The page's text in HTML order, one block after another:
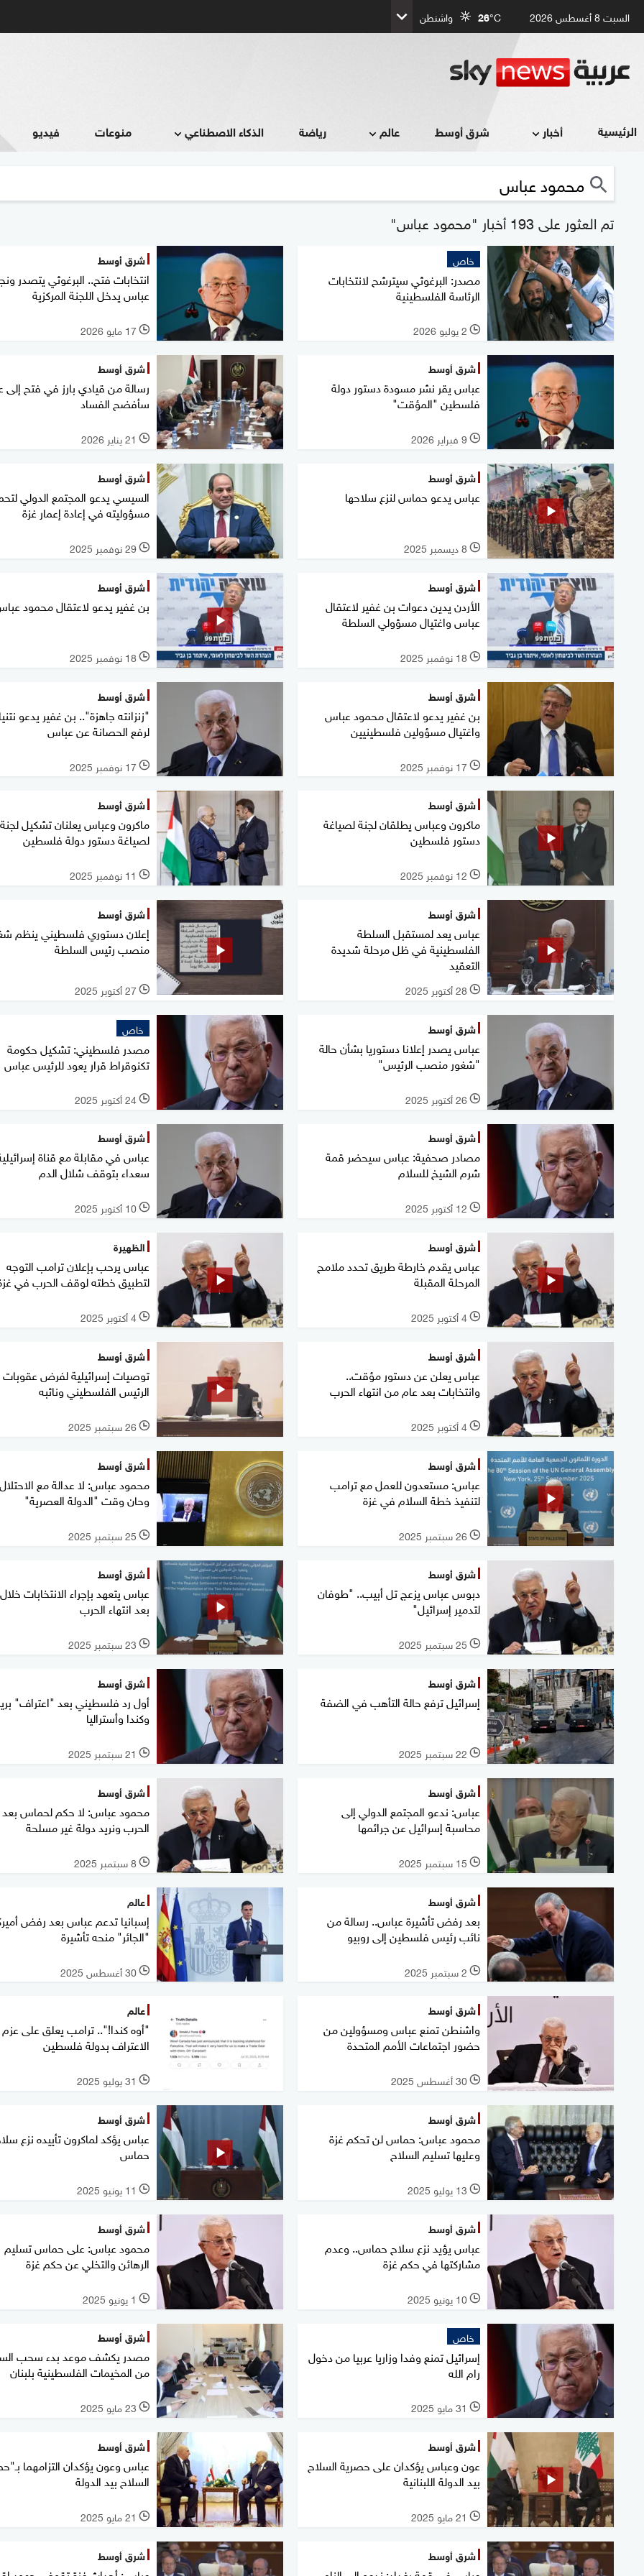
السبت 8 أغسطس 2026 26°C واشنطن
الرئيسية أخبار شرق أوسط عالم رياضة الذكاء الاصطناعي منوعات فيديو
تم العثور على 193 أخبار "محمود عباس"
خاص
مصدر: البرغوثي سيترشح لانتخابات
الرئاسة الفلسطينية
l 2 يوليو 2026
شرق أوسط
انتخابات فتح.. البرغوثي يتصدر
عباس يدخل اللجنة المركزية
l 17 مايو 2026
شرق أوسط
عباس يقر نشر مسودة دستور دولة
فلسطين "المؤقت"
l 9 فبراير 2026
شرق أوسط
رسالة من قيادي بارز في فتح
سأفضح الفساد
l 21 يناير 2026
شرق أوسط
عباس يدعو حماس لنزع سلاحها
l 8 ديسمبر 2025
شرق أوسط
السيسي يدعو المجتمع الدولي
مسؤوليته في إعادة إعمار غزة
l 29 نوفمبر 2025
شرق أوسط
الأردن يدين دعوات بن غفير لاعتقال
عباس واغتيال مسؤولي السلطة
l 18 نوفمبر 2025
شرق أوسط
بن غفير يدعو لاعتقال محمود
l 18 نوفمبر 2025
شرق أوسط
بن غفير يدعو لاعتقال محمود عباس
واغتيال مسؤولين فلسطينيين
l 17 نوفمبر 2025
شرق أوسط
"زنزانته جاهزة".. بن غفير يدعو
لرفع الحصانة عن عباس
l 17 نوفمبر 2025
شرق أوسط
ماكرون وعباس يطلقان لجنة لصياغة
دستور فلسطين
l 12 نوفمبر 2025
شرق أوسط
ماكرون وعباس يعلنان تشكيل لجنة
لصياغة دستور دولة فلسطين
l 11 نوفمبر 2025
شرق أوسط
عباس يعد لمستقبل السلطة
الفلسطينية في ظل مرحلة شديدة
التعقيد
l 28 أكتوبر 2025
شرق أوسط
إعلان دستوري فلسطيني ينظم
منصب رئيس السلطة
l 27 أكتوبر 2025
شرق أوسط
عباس يصدر إعلانا دستوريا بشأن حالة
"شغور منصب الرئيس"
l 26 أكتوبر 2025
خاص
مصدر فلسطيني: تشكيل حكومة
تكنوقراط قرار يعود للرئيس عباس
l 24 أكتوبر 2025
شرق أوسط
مصادر صحفية: عباس سيحضر قمة
شرم الشيخ للسلام
l 12 أكتوبر 2025
شرق أوسط
عباس في مقابلة مع قناة
سعداء بتوقف شلال الدم
l 10 أكتوبر 2025
شرق أوسط
عباس يقدم خارطة طريق تحدد ملامح
المرحلة المقبلة
l 4 أكتوبر 2025
الظهيرة
عباس يرحب بإعلان ترامب التوجه
لتطبيق خطته لوقف الحرب في
l 4 أكتوبر 2025
شرق أوسط
عباس يعلن عن دستور مؤقت..
وانتخابات بعد عام من انتهاء الحرب
l 4 أكتوبر 2025
شرق أوسط
توصيات إسرائيلية لفرض
الرئيس الفلسطيني ونائبه
l 26 سبتمبر 2025
شرق أوسط
عباس: مستعدون للعمل مع ترامب
لتنفيذ خطة السلام في غزة
l 26 سبتمبر 2025
شرق أوسط
محمود عباس: لا عدالة مع
وحان وقت "الدولة العصرية"
l 25 سبتمبر 2025
شرق أوسط
دبوس عباس يزعج تل أبيب.. "طوفان
لتدمير إسرائيل"
l 25 سبتمبر 2025
شرق أوسط
عباس يتعهد بإجراء الانتخابات
بعد انتهاء الحرب
l 23 سبتمبر 2025
شرق أوسط
إسرائيل ترفع حالة التأهب في الضفة
l 22 سبتمبر 2025
شرق أوسط
أول رد فلسطيني بعد "اعتراف"
وكندا وأستراليا
l 21 سبتمبر 2025
شرق أوسط
عباس: ندعو المجتمع الدولي إلى
محاسبة إسرائيل عن جرائمها
l 15 سبتمبر 2025
شرق أوسط
محمود عباس: لا حكم لحماس بعد
الحرب ونريد دولة غير مسلحة
l 8 سبتمبر 2025
شرق أوسط
بعد رفض تأشيرة عباس.. رسالة من
نائب رئيس فلسطين إلى روبيو
l 2 سبتمبر 2025
عالم
إسبانيا تدعم عباس بعد رفض
"الجائر" منحه تأشيرة
l 30 أغسطس 2025
شرق أوسط
واشنطن تمنع عباس ومسؤولين من
حضور اجتماعات الأمم المتحدة
l 30 أغسطس 2025
عالم
"أوه كندا!".. ترامب يعلق على عزم
الاعتراف بدولة فلسطين
l 31 يوليو 2025
شرق أوسط
محمود عباس: حماس لن تحكم غزة
وعليها تسليم السلاح
l 13 يوليو 2025
شرق أوسط
عباس يؤكد لماكرون تأييده نزع
حماس
l 11 يونيو 2025
شرق أوسط
عباس يؤيد نزع سلاح حماس.. وعدم
مشاركتها في حكم غزة
l 10 يونيو 2025
شرق أوسط
محمود عباس: على حماس تسليم
الرهائن والتخلي عن حكم غزة
l 1 يونيو 2025
خاص
إسرائيل تمنع وفدا وزاريا عربيا من دخول
رام الله
l 31 مايو 2025
شرق أوسط
مصدر يكشف موعد بدء سحب
من المخيمات الفلسطينية بلبنان
l 23 مايو 2025
شرق أوسط
عون وعباس يؤكدان على حصرية السلاح
بيد الدولة اللبنانية
l 21 مايو 2025
شرق أوسط
عباس وعون يؤكدان التزامهما
السلاح بيد الدولة
l 21 مايو 2025
شرق أوسط شرق أوسط